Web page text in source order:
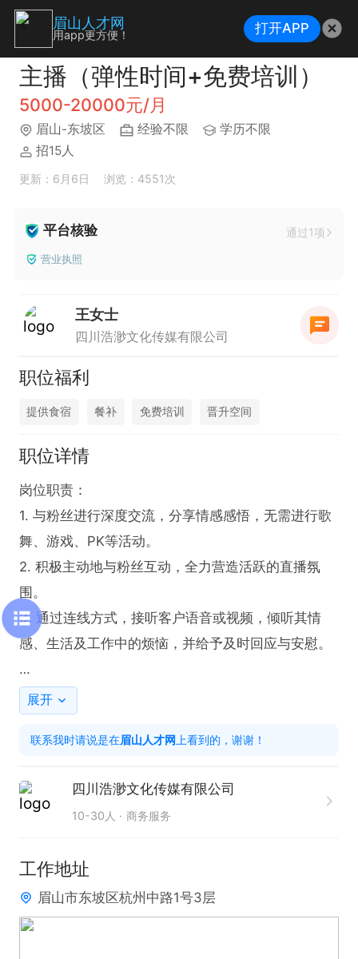
主播（弹性时间+免费培训）
5000-20000元/月
眉山-东坡区 经验不限
学历不限
招15人
更新：6月6日 浏览：4551次
平台核验 通过1项
营业执照
王女士
四川浩渺文化传媒有限公司
职位福利
提供食宿 餐补 免费培训 晋升空间
职位详情
岗位职责：
1. 与粉丝进行深度交流，分享情感感悟，无需进行歌
舞、游戏、PK等活动。
2. 积极主动地与粉丝互动，全力营造活跃的直播氛
围。
3. 通过连线方式，接听客户语音或视频，倾听其情
感、生活及工作中的烦恼，并给予及时回应与安慰。
任职要求：
富，性格开朗，适应能力强，学习意愿强烈，能够带
2. 不断追求自我提升，拥有出色的沟通技巧，积极配
合运营工作，踊跃参与公司提供的培训。
工作时间：
工作时间可自行调整。
展开
联系我时请说是在眉山人才网 上看到的，谢谢！
四川浩渺文化传媒有限公司
10-30人 商务服务
工作地址
眉山市东坡区杭州中路1号3层
眉山人才网
用app更方便！ 打开APP